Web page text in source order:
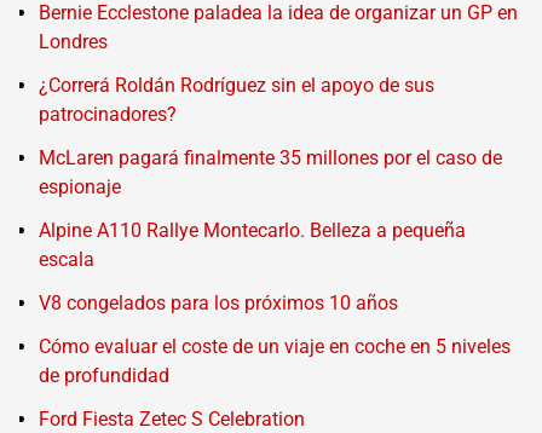
Bernie Ecclestone paladea la idea de organizar un GP en
Londres
¿Correrá Roldán Rodríguez sin el apoyo de sus
patrocinadores?
McLaren pagará finalmente 35 millones por el caso de
espionaje
Alpine A110 Rallye Montecarlo. Belleza a pequeña
escala
V8 congelados para los próximos 10 años
Cómo evaluar el coste de un viaje en coche en 5 niveles
de profundidad
Ford Fiesta Zetec S Celebration